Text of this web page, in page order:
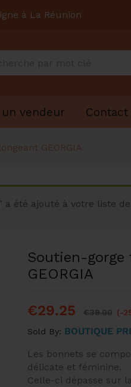
à La Réunion
vendeur Contact
GEORGIA
a été ajouté à votre liste
Soutien-
GEORGIA
€29.25 €39.00 (-
Sold By: BOUTIQUE
Les bonnets se
délicate et féminine.
Celle-ci dépasse sur